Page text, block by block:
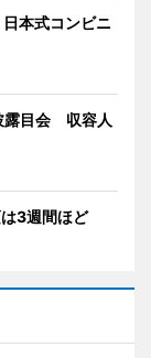
本式コンビニ
露目会 収容人
3週間ほど